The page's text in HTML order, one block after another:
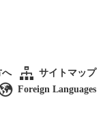
へ
サイトマップ
Foreign Languages